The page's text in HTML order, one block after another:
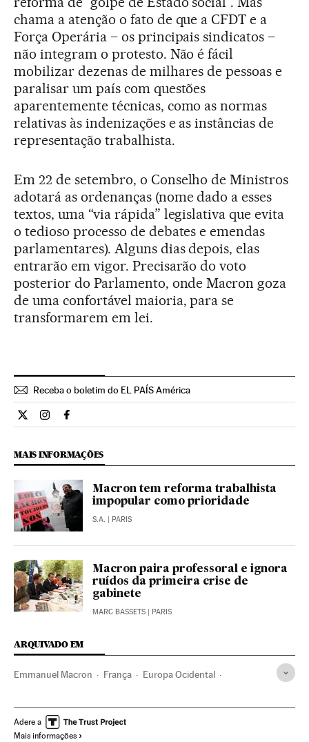
chama a atenção o fato de que a CFDT e a
Força Operária – os principais sindicatos –
não integram o protesto. Não é fácil
mobilizar dezenas de milhares de pessoas e
paralisar um país com questões
aparentemente técnicas, como as normas
relativas às indenizações e as instâncias de
representação trabalhista.
Em 22 de setembro, o Conselho de Ministros
adotará as ordenanças (nome dado a esses
textos, uma “via rápida” legislativa que evita
o tedioso processo de debates e emendas
parlamentares). Alguns dias depois, elas
entrarão em vigor. Precisarão do voto
posterior do Parlamento, onde Macron goza
de uma confortável maioria, para se
transformarem em lei.
Receba o boletim do EL PAÍS América
Internacional El País Brasil en Twitter
Internacional El País Brasil en Instagram
Internacional El País Brasil en Facebook
MAIS INFORMAÇÕES
Macron tem reforma trabalhista
impopular como prioridade
S.A. | PARIS
Macron paira professoral e ignora
ruídos da primeira crise de
gabinete
MARC BASSETS | PARIS
ARQUIVADO EM
Emmanuel Macron França Europa Ocidental
Trabalho Economia
Adere a
Mais informações